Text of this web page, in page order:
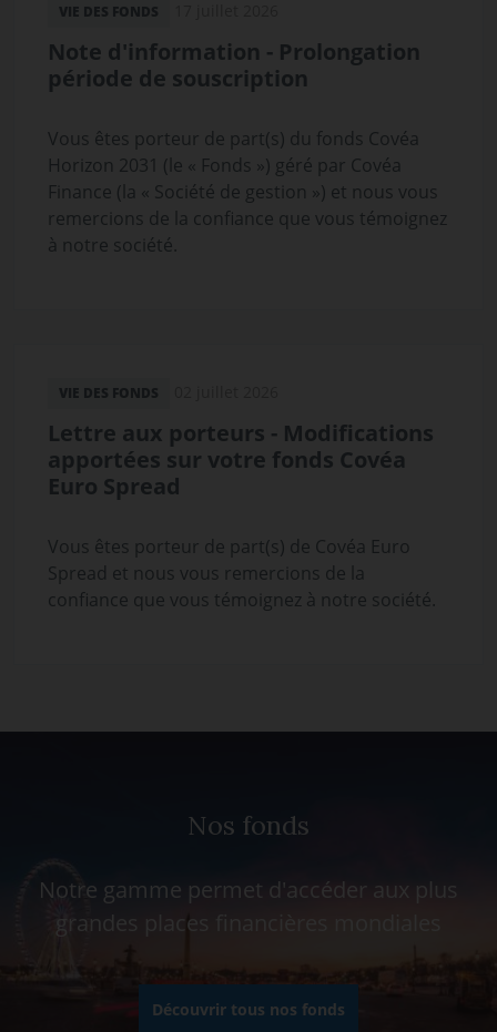
VIE DES FONDS
Note d'information - Prolongation
période de souscription
Vous êtes porteur de part(s) du fonds Covéa
Horizon 2031 (le « Fonds ») géré par Covéa
Finance (la « Société de gestion ») et nous vous
remercions de la confiance que vous témoignez
à notre société.
VIE DES FONDS
Lettre aux porteurs - Modifications
apportées sur votre fonds Covéa
Euro Spread
Vous êtes porteur de part(s) de Covéa Euro
Spread et nous vous remercions de la
confiance que vous témoignez à notre société.
Nos fonds
Notre gamme permet d'accéder aux plus
grandes places financières mondiales
Découvrir tous nos fonds